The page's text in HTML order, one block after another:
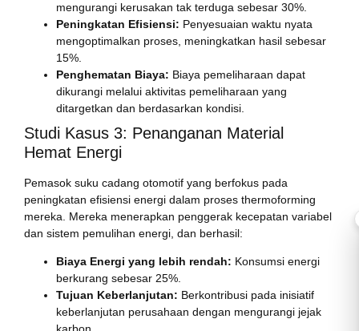
mengurangi kerusakan tak terduga sebesar 30%.
Peningkatan Efisiensi: Penyesuaian waktu nyata
mengoptimalkan proses, meningkatkan hasil sebesar
15%.
Penghematan Biaya: Biaya pemeliharaan dapat
dikurangi melalui aktivitas pemeliharaan yang
ditargetkan dan berdasarkan kondisi.
Studi Kasus 3: Penanganan Material
Hemat Energi
Pemasok suku cadang otomotif yang berfokus pada
peningkatan efisiensi energi dalam proses thermoforming
mereka. Mereka menerapkan penggerak kecepatan variabel
dan sistem pemulihan energi, dan berhasil:
Biaya Energi yang lebih rendah: Konsumsi energi
berkurang sebesar 25%.
Tujuan Keberlanjutan: Berkontribusi pada inisiatif
keberlanjutan perusahaan dengan mengurangi jejak